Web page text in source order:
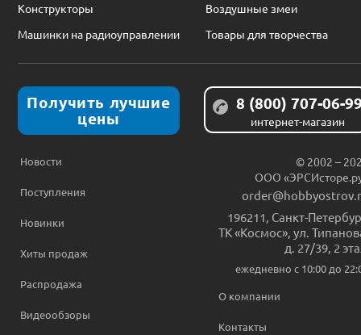
Конструкторы
Воздушные змеи
Машинки на радиоуправлении
Товары для творчества
Получить лучшие
цены
8 (800) 707-06-
интернет-магазин
Новости
Поступления
Новинки
Хиты продаж
Распродажа
Видеообзоры
© 2002 –
ООО
196211, Санкт-
ТК «Космос», ул.
д. 27/39, 2
ежедневно c 10:00 до
О компании
Контакты